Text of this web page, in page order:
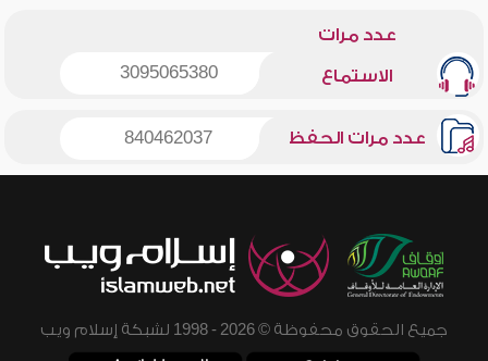
عدد مرات
الاستماع 3095065380
عدد مرات الحفظ 840462037
جميع الحقوق محفوظة © 2026 - 1998 لشبكة إسلام ويب